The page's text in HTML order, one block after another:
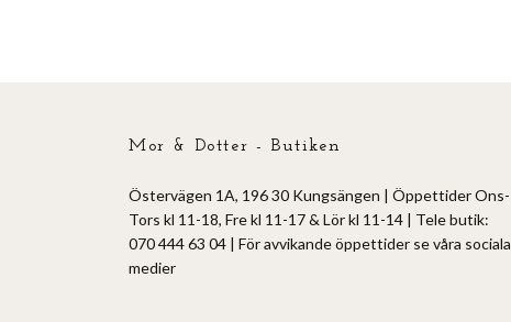
Mor & Dotter - Butiken
Östervägen 1A, 196 30 Kungsängen | Öppettider Ons-
Tors kl 11-18, Fre kl 11-17 & Lör kl 11-14 | Tele butik:
070 444 63 04 | För avvikande öppettider se våra sociala
medier